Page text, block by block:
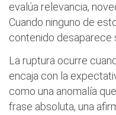
evalúa relevancia,
Cuando ninguno de
contenido desaparece
La ruptura ocurre
encaja con la
como una anomalía
frase absoluta, una